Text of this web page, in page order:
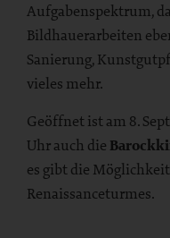
Aufgabenspektrum,
Bildhauerarbeiten
Sanierung,
vieles mehr.
Geöffnet ist am 8.
Uhr auch die
es gibt die
Renaissanceturmes.